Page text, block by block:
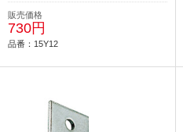
販売価格
730円
品番：15Y12